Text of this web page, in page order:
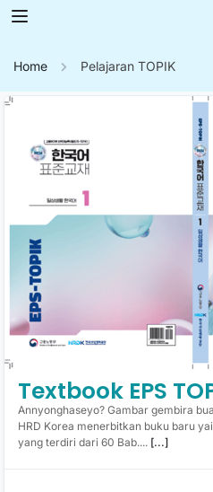
Home Pelajaran TOPIK
Textbook EPS
Annyonghaseyo? Gambar gembira
HRD Korea menerbitkan buku baru
yang terdiri dari 60 Bab.... [...]